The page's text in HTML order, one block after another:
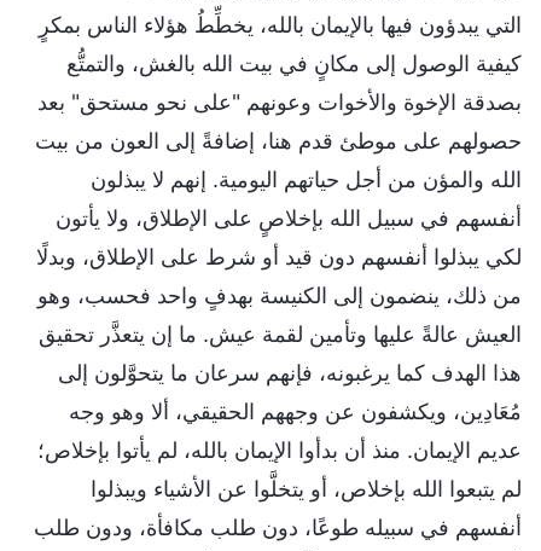
التي يبدؤون فيها بالإيمان بالله، يخطِّطُ هؤلاء الناس بمكرٍ
كيفية الوصول إلى مكانٍ في بيت الله بالغش، والتمتُّع
بصدقة الإخوة والأخوات وعونهم "على نحو مستحق" بعد
حصولهم على موطئ قدم هنا، إضافةً إلى العون من بيت
الله والمؤن من أجل حياتهم اليومية. إنهم لا يبذلون
أنفسهم في سبيل الله بإخلاصٍ على الإطلاق، ولا يأتون
لكي يبذلوا أنفسهم دون قيد أو شرط على الإطلاق، وبدلًا
من ذلك، ينضمون إلى الكنيسة بهدفٍ واحد فحسب، وهو
العيش عالةً عليها وتأمين لقمة عيش. ما إن يتعذَّر تحقيق
هذا الهدف كما يرغبونه، فإنهم سرعان ما يتحوَّلون إلى
مُعَادِين، ويكشفون عن وجههم الحقيقي، ألا وهو وجه
عديم الإيمان. منذ أن بدأوا الإيمان بالله، لم يأتوا بإخلاص؛
لم يتبعوا الله بإخلاص، أو يتخلَّوا عن الأشياء ويبذلوا
أنفسهم في سبيله طوعًا، دون طلب مكافأة، ودون طلب